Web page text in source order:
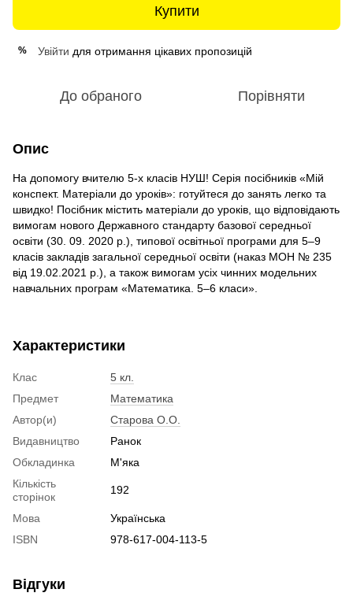
Купити
% Увійти для отримання цікавих пропозицій
До обраного Порівняти
Опис
На допомогу вчителю 5-х класів НУШ! Серія посібників «Мій
конспект. Матеріали до уроків»: готуйтеся до занять легко та
швидко! Посібник містить матеріали до уроків, що відповідають
вимогам нового Державного стандарту базової середньої
освіти (30. 09. 2020 р.), типової освітньої програми для 5–9
класів закладів загальної середньої освіти (наказ МОН № 235
від 19.02.2021 р.), а також вимогам усіх чинних модельних
навчальних програм «Математика. 5–6 класи».
Характеристики
Клас
5 кл.
Предмет
Математика
Автор(и)
Старова О.О.
Видавництво
Ранок
Обкладинка
М'яка
Кількість
сторінок
192
Мова
Українська
ISBN
978-617-004-113-5
Відгуки